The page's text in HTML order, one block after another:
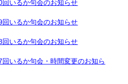
いるか句会のお知らせ
いるか句会のお知らせ
いるか句会のお知らせ
いるか句会・時間変更のお知ら